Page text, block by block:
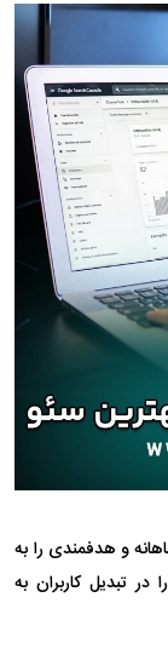
و هدفمندی را به
تبدیل کاربران به